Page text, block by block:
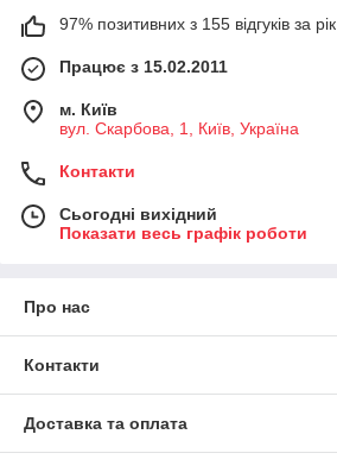
97% позитивних з 155 відгуків за рік
Працює з 15.02.2011
м. Київ
вул. Скарбова, 1, Київ, Україна
Контакти
Сьогодні вихідний
Показати весь графік роботи
Про нас
Контакти
Доставка та оплата